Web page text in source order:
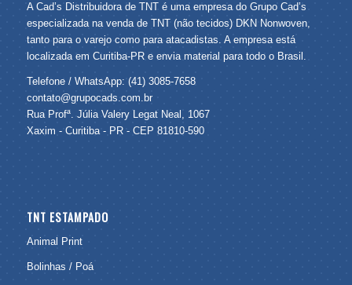
A Cad’s Distribuidora de TNT é uma empresa do Grupo Cad’s
especializada na venda de TNT (não tecidos) DKN Nonwoven,
tanto para o varejo como para atacadistas. A empresa está
localizada em Curitiba-PR e envia material para todo o Brasil.
Telefone / WhatsApp: (41) 3085-7658
contato@grupocads.com.br
Rua Profª. Júlia Valery Legat Neal, 1067
Xaxim - Curitiba - PR - CEP 81810-590
TNT ESTAMPADO
Animal Print
Bolinhas / Poá